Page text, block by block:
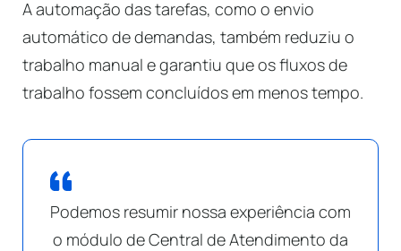
A automação das tarefas, como o envio
automático de demandas, também reduziu o
trabalho manual e garantiu que os fluxos de
trabalho fossem concluídos em menos tempo.
Podemos resumir nossa experiência com
o módulo de Central de Atendimento da